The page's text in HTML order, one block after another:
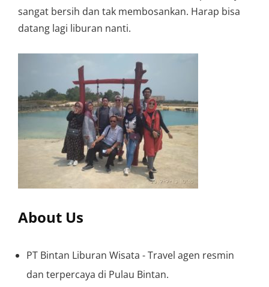
sangat bersih dan tak membosankan. Harap bisa
datang lagi liburan nanti.
About Us
PT Bintan Liburan Wisata - Travel agen resmin
dan terpercaya di Pulau Bintan.